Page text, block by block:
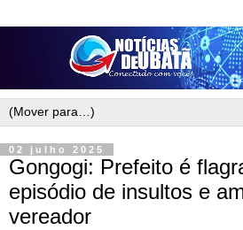
02 julho 2025
Gongogi: Prefeito é
episódio de insultos e
vereador